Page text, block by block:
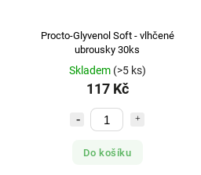
Procto-Glyvenol Soft - vlhčené
ubrousky 30ks
Skladem (>5 ks)
117 Kč
Do košíku